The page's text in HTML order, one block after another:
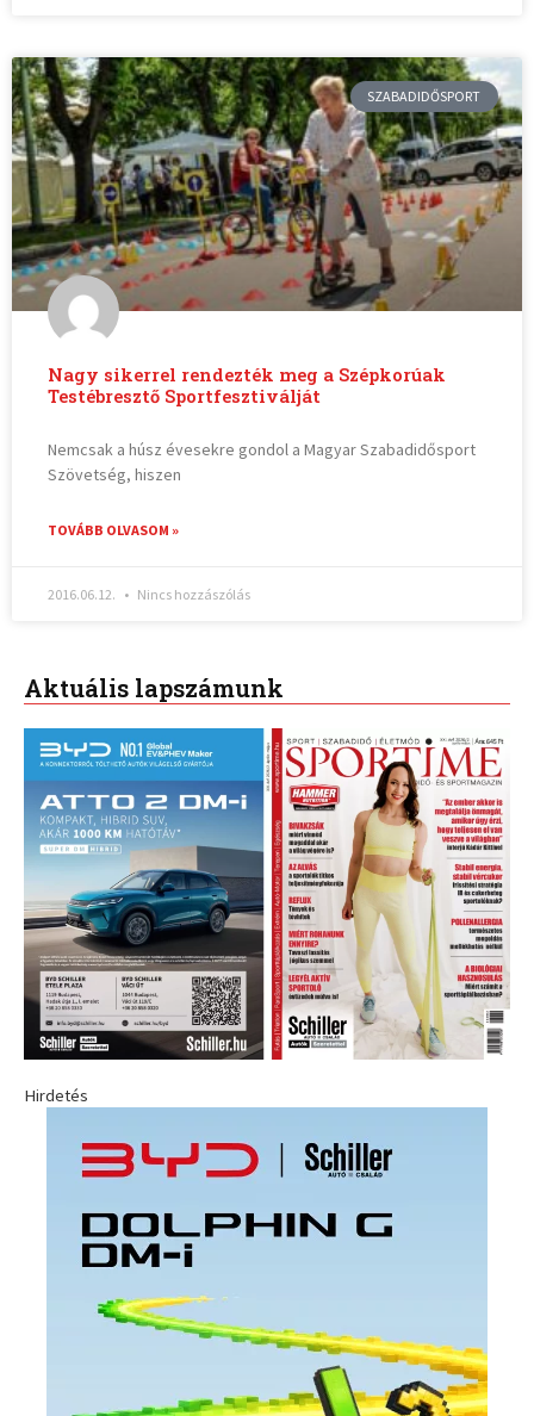
SZABADIDŐSPORT
Nagy sikerrel rendezték meg a Szépkorúak
Testébresztő Sportfesztiválját
Nemcsak a húsz évesekre gondol a Magyar Szabadidősport
Szövetség, hiszen
TOVÁBB OLVASOM »
2016.06.12. Nincs hozzászólás
Aktuális lapszámunk
Hirdetés